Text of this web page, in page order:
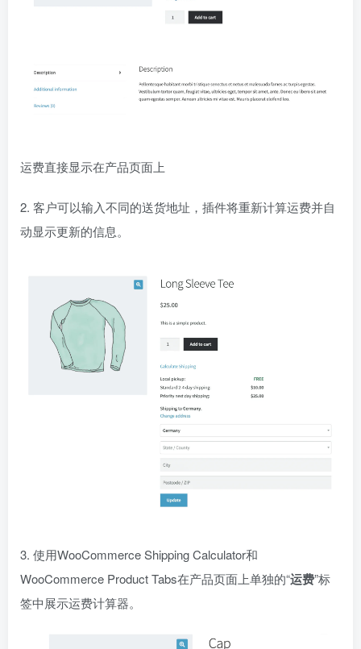
运费直接显示在产品页面上
2. 客户可以输入不同的送货地址，插件将重新计算运费并自
动显示更新的信息。
3. 使用WooCommerce Shipping Calculator和
WooCommerce Product Tabs在产品页面上单独的“运费”标
签中展示运费计算器。